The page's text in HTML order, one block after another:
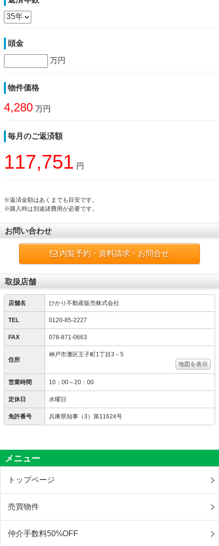
頭金
万円
物件価格
4,280 万円
毎月のご返済額
117,751 円
※返済金額はあくまでも目安です。
※購入時は別途諸費用が必要です。
お問い合わせ
内覧予約・資料請求・お問合せ
取扱店舗
店舗名 ひかり不動産販売株式会社
TEL 0120-85-2227
FAX 078-871-0663
住所
神戸市灘区王子町1丁目3－5
地図を表示
営業時間 10：00～20：00
定休日 水曜日
免許番号 兵庫県知事（3）第11624号
メニュー
トップページ
売買物件
仲介手数料50%OFF